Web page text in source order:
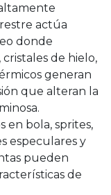
actúa
donde
de hielo,
generan
que alteran la
en bola, sprites,
especulares y
pueden
de